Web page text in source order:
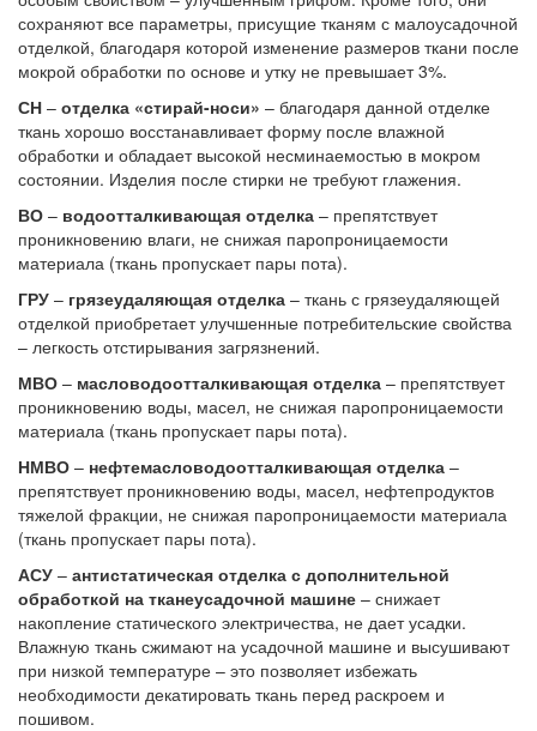
сохраняют все параметры, присущие тканям с малоусадочной
отделкой, благодаря которой изменение размеров ткани после
мокрой обработки по основе и утку не превышает 3%.
СН – отделка «стирай-носи» – благодаря данной отделке
ткань хорошо восстанавливает форму после влажной
обработки и обладает высокой несминаемостью в мокром
состоянии. Изделия после стирки не требуют глажения.
ВО – водоотталкивающая отделка – препятствует
проникновению влаги, не снижая паропроницаемости
материала (ткань пропускает пары пота).
ГРУ – грязеудаляющая отделка – ткань с грязеудаляющей
отделкой приобретает улучшенные потребительские свойства
– легкость отстирывания загрязнений.
МВО – масловодоотталкивающая отделка – препятствует
проникновению воды, масел, не снижая паропроницаемости
материала (ткань пропускает пары пота).
НМВО – нефтемасловодоотталкивающая отделка –
препятствует проникновению воды, масел, нефтепродуктов
тяжелой фракции, не снижая паропроницаемости материала
(ткань пропускает пары пота).
АСУ – антистатическая отделка с дополнительной
обработкой на тканеусадочной машине – снижает
накопление статического электричества, не дает усадки.
Влажную ткань сжимают на усадочной машине и высушивают
при низкой температуре – это позволяет избежать
необходимости декатировать ткань перед раскроем и
пошивом.